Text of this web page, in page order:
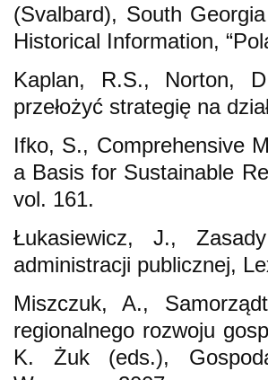
(Svalbard), South
Historical Information,
Kaplan, R.S., Norton,
przełożyć strategię na
Ifko, S., Comprehensive
a Basis for Sustainable
vol. 161.
Łukasiewicz, J.,
administracji publicznej,
Miszczuk, A.,
regionalnego rozwoju
K. Żuk (eds.),